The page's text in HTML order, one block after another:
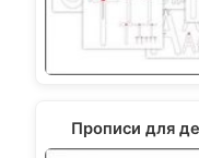
Прописи для